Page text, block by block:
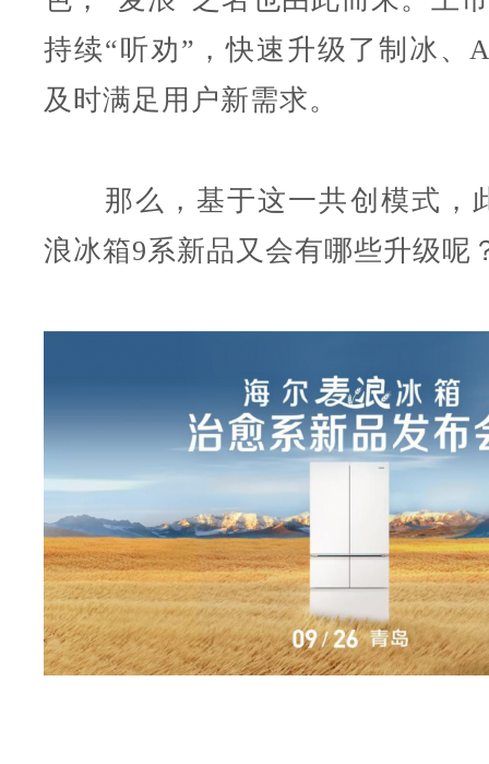
持续“听劝”，快速升级了制冰、
及时满足用户新需求。
那么，基于这一共创模式，
浪冰箱9系新品又会有哪些升级呢